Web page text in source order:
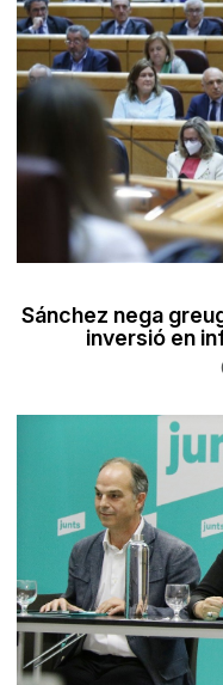
Sánchez nega
inversió en